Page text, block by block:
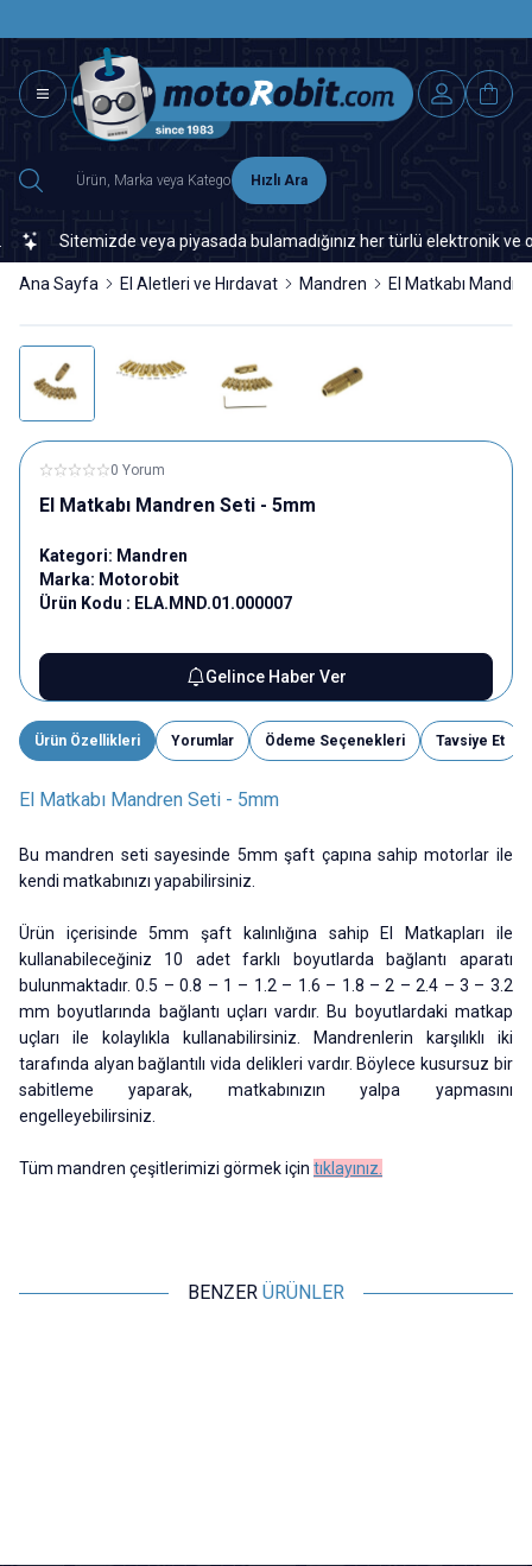
Hızlı Ara
Sitemizde veya piyasada bulamadığınız her türlü elektronik ve
Ana Sayfa El Aletleri ve Hırdavat Mandren El Matkabı
0 Yorum
El Matkabı Mandren Seti - 5mm
Kategori: Mandren
Marka: Motorobit
Ürün Kodu : ELA.MND.01.000007
Gelince Haber Ver
Ürün Özellikleri Yorumlar Ödeme Seçenekleri Tavsiye Et
El Matkabı Mandren Seti - 5mm
Bu mandren seti sayesinde 5mm şaft çapına sahip motorlar ile
kendi matkabınızı yapabilirsiniz.
Ürün içerisinde 5mm şaft kalınlığına sahip El Matkapları ile
kullanabileceğiniz 10 adet farklı boyutlarda bağlantı aparatı
bulunmaktadır. 0.5 – 0.8 – 1 – 1.2 – 1.6 – 1.8 – 2 – 2.4 – 3 – 3.2
mm boyutlarında bağlantı uçları vardır. Bu boyutlardaki matkap
uçları ile kolaylıkla kullanabilirsiniz. Mandrenlerin karşılıklı iki
tarafında alyan bağlantılı vida delikleri vardır. Böylece kusursuz bir
sabitleme yaparak, matkabınızın yalpa yapmasını
engelleyebilirsiniz.
Tüm mandren çeşitlerimizi görmek için tıklayınız.
BENZER ÜRÜNLER